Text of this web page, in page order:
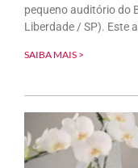
pequeno auditório do
Liberdade / SP). Este
SAIBA MAIS >